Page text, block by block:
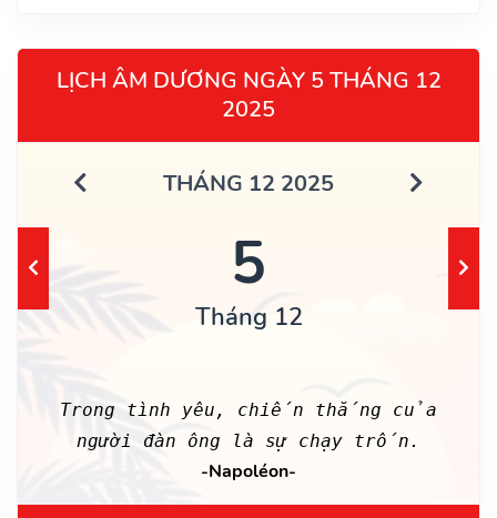
LỊCH ÂM DƯƠNG NGÀY 5 THÁNG 12
2025
THÁNG 12 2025
5
Tháng 12
Trong tình yêu, chiến thắng của
người đàn ông là sự chạy trốn.
-Napoléon-